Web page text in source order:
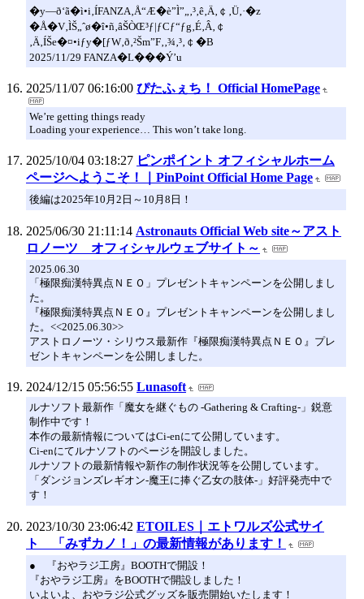
�y—ð‘ã�ì•i‚ÍFANZA‚Å“Æ�è”Ì”„‚³‚ê‚Ä‚￠‚Ü‚·�z
�Å�V‚ÌŠ„ˆø�î•ñ‚âŠÒŒ³ƒ|ƒCƒ“ƒg‚É‚Â‚￠
‚Ä‚ÍŠe�¤•iƒy�[ƒW‚ð‚²Šm”F‚­‚¾‚³‚￠�B
2025/11/29 FANZA�L���Ý’u
2025/11/07 06:16:00 ぴたふぇち！ Official HomePage
We’re getting things ready
Loading your experience… This won’t take long.
2025/10/04 03:18:27 ピンポイント オフィシャルホーム
ページへようこそ！｜PinPoint Official Home Page
後編は2025年10月2日～10月8日！
2025/06/30 21:11:14 Astronauts Official Web site～アスト
ロノーツ オフィシャルウェブサイト～
2025.06.30
「極限痴漢特異点ＮＥＯ」プレゼントキャンペーンを公開しまし
た。
『極限痴漢特異点ＮＥＯ』プレゼントキャンペーンを公開しまし
た。<<2025.06.30>>
アストロノーツ・シリウス最新作『極限痴漢特異点ＮＥＯ』プレ
ゼントキャンペーンを公開しました。
2024/12/15 05:56:55 Lunasoft
ルナソフト最新作「魔女を継ぐもの -Gathering & Crafting-」鋭意
制作中です！
本作の最新情報についてはCi-enにて公開しています。
Ci-enにてルナソフトのページを開設しました。
ルナソフトの最新情報や新作の制作状況等を公開しています。
「ダンジョンズレギオン-魔王に捧ぐ乙女の肢体-」好評発売中で
す！
2023/10/30 23:06:42 ETOILES｜エトワルズ公式サイ
ト 「みずカノ！」の最新情報があります！
● 『おやラジ工房』BOOTHで開設！
『おやラジ工房』をBOOTHで開設しました！
いよいよ、おやラジ公式グッズを販売開始いたします！